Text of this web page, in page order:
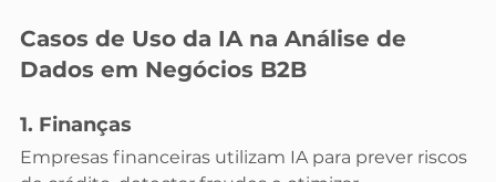
Casos de Uso da IA na Análise de
Dados em Negócios B2B
1. Finanças
Empresas financeiras utilizam IA para prever riscos